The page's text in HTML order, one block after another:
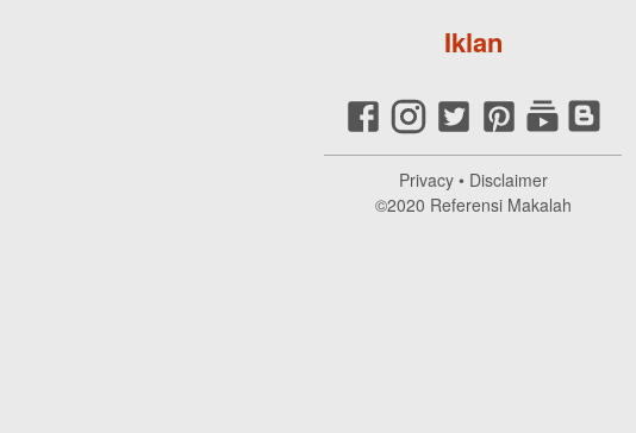
Iklan
Privacy• Disclaimer
©2020 Referensi Makalah